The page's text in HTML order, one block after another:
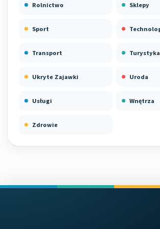
Rolnictwo Sklepy
Sport
Transport Turystyka
Ukryte Zajawki Uroda
Usługi Wnętrza
Zdrowie